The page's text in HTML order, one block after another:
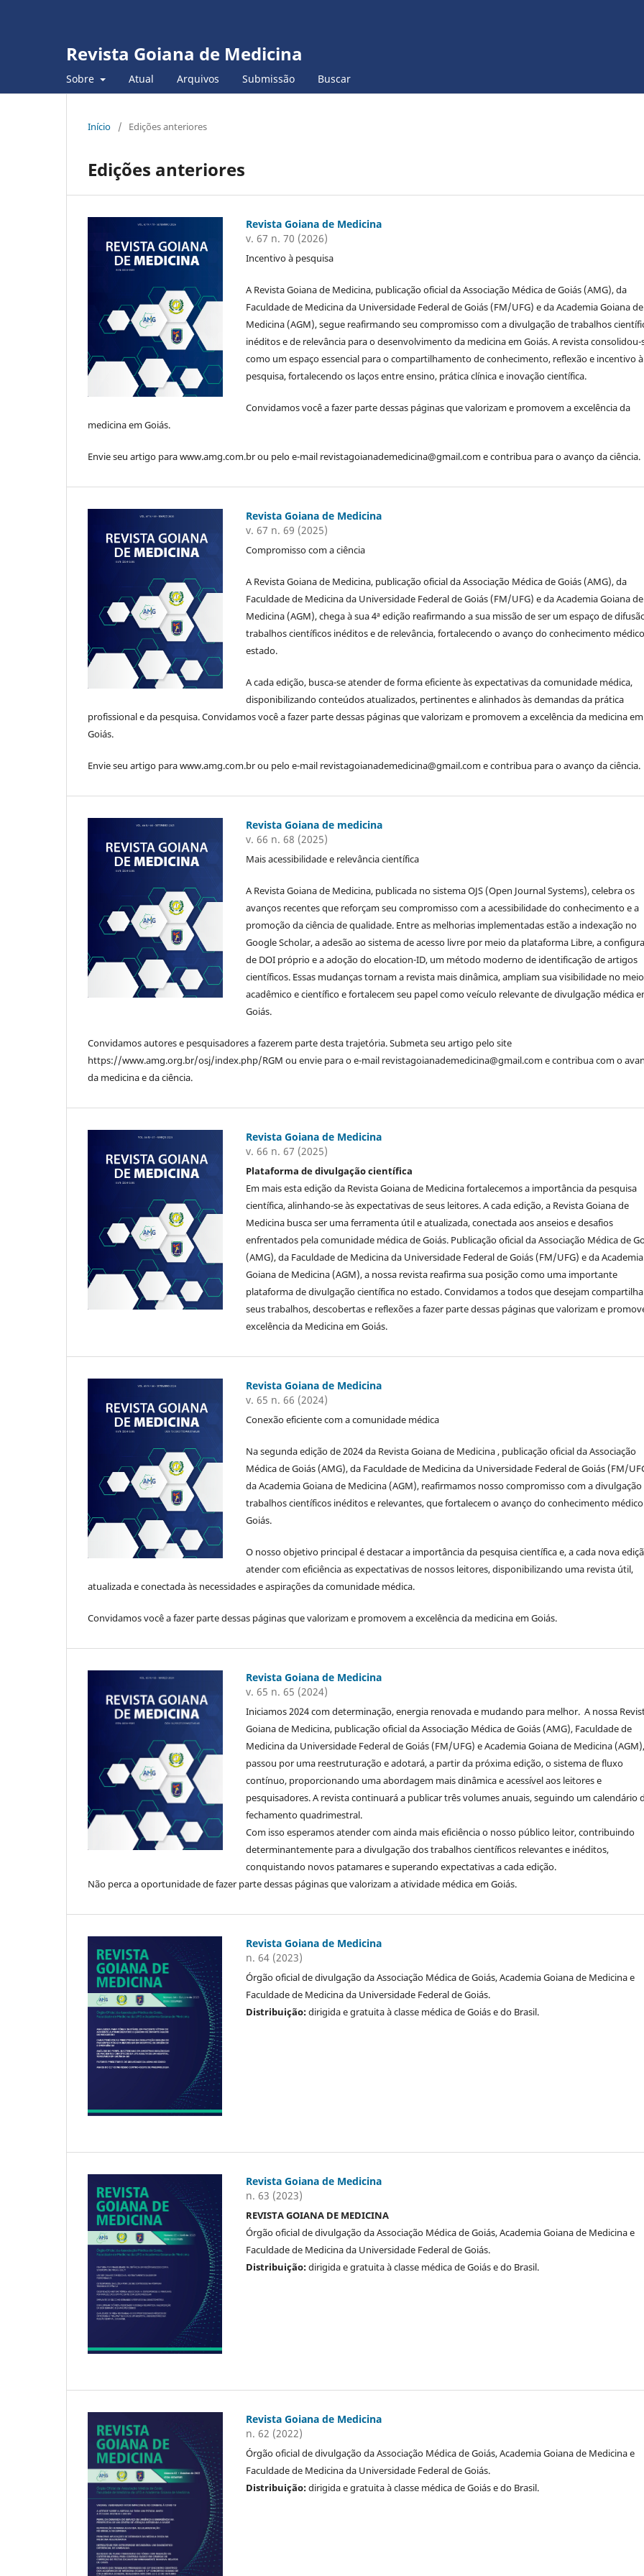
Revista Goiana de Medicina
Sobre Atual Arquivos Submissão Buscar
Início / Edições anteriores
Edições anteriores
Revista Goiana de Medicina
v. 67 n. 70 (2026)
Incentivo à pesquisa
A Revista Goiana de Medicina, publicação oficial da Associação Médica de Goiás (AMG), da
Faculdade de Medicina da Universidade Federal de Goiás (FM/UFG) e da Academia Goiana de
Medicina (AGM), segue reafirmando seu compromisso com a divulgação de trabalhos
inéditos e de relevância para o desenvolvimento da medicina em Goiás. A revista consolidou-
como um espaço essencial para o compartilhamento de conhecimento, reflexão e incentivo à
pesquisa, fortalecendo os laços entre ensino, prática clínica e inovação científica.
Convidamos você a fazer parte dessas páginas que valorizam e promovem a excelência da
medicina em Goiás.
Envie seu artigo para www.amg.com.br ou pelo e-mail revistagoianademedicina@gmail.com e contribua para o avanço da ciência.
Revista Goiana de Medicina
v. 67 n. 69 (2025)
Compromisso com a ciência
A Revista Goiana de Medicina, publicação oficial da Associação Médica de Goiás (AMG), da
Faculdade de Medicina da Universidade Federal de Goiás (FM/UFG) e da Academia Goiana de
Medicina (AGM), chega à sua 4ª edição reafirmando a sua missão de ser um espaço de
trabalhos científicos inéditos e de relevância, fortalecendo o avanço do conhecimento
estado.
A cada edição, busca-se atender de forma eficiente às expectativas da comunidade médica,
disponibilizando conteúdos atualizados, pertinentes e alinhados às demandas da prática
profissional e da pesquisa. Convidamos você a fazer parte dessas páginas que valorizam e promovem a excelência da medicina em
Goiás.
Envie seu artigo para www.amg.com.br ou pelo e-mail revistagoianademedicina@gmail.com e contribua para o avanço da ciência.
Revista Goiana de medicina
v. 66 n. 68 (2025)
Mais acessibilidade e relevância científica
A Revista Goiana de Medicina, publicada no sistema OJS (Open Journal Systems), celebra os
avanços recentes que reforçam seu compromisso com a acessibilidade do conhecimento e a
promoção da ciência de qualidade. Entre as melhorias implementadas estão a indexação no
Google Scholar, a adesão ao sistema de acesso livre por meio da plataforma Libre, a
de DOI próprio e a adoção do elocation-ID, um método moderno de identificação de artigos
científicos. Essas mudanças tornam a revista mais dinâmica, ampliam sua visibilidade no meio
acadêmico e científico e fortalecem seu papel como veículo relevante de divulgação médica
Goiás.
Convidamos autores e pesquisadores a fazerem parte desta trajetória. Submeta seu artigo pelo site
https://www.amg.org.br/osj/index.php/RGM ou envie para o e-mail revistagoianademedicina@gmail.com e contribua com o
da medicina e da ciência.
Revista Goiana de Medicina
v. 66 n. 67 (2025)
Plataforma de divulgação científica
Em mais esta edição da Revista Goiana de Medicina fortalecemos a importância da pesquisa
científica, alinhando-se às expectativas de seus leitores. A cada edição, a Revista Goiana de
Medicina busca ser uma ferramenta útil e atualizada, conectada aos anseios e desafios
enfrentados pela comunidade médica de Goiás. Publicação oficial da Associação Médica de
(AMG), da Faculdade de Medicina da Universidade Federal de Goiás (FM/UFG) e da Academia
Goiana de Medicina (AGM), a nossa revista reafirma sua posição como uma importante
plataforma de divulgação científica no estado. Convidamos a todos que desejam
seus trabalhos, descobertas e reflexões a fazer parte dessas páginas que valorizam e
excelência da Medicina em Goiás.
Revista Goiana de Medicina
v. 65 n. 66 (2024)
Conexão eficiente com a comunidade médica
Na segunda edição de 2024 da Revista Goiana de Medicina , publicação oficial da Associação
Médica de Goiás (AMG), da Faculdade de Medicina da Universidade Federal de Goiás (FM/
da Academia Goiana de Medicina (AGM), reafirmamos nosso compromisso com a divulgação
trabalhos científicos inéditos e relevantes, que fortalecem o avanço do conhecimento
Goiás.
O nosso objetivo principal é destacar a importância da pesquisa científica e, a cada nova
atender com eficiência as expectativas de nossos leitores, disponibilizando uma revista útil,
atualizada e conectada às necessidades e aspirações da comunidade médica.
Convidamos você a fazer parte dessas páginas que valorizam e promovem a excelência da medicina em Goiás.
Revista Goiana de Medicina
v. 65 n. 65 (2024)
Iniciamos 2024 com determinação, energia renovada e mudando para melhor. A nossa
Goiana de Medicina, publicação oficial da Associação Médica de Goiás (AMG), Faculdade de
Medicina da Universidade Federal de Goiás (FM/UFG) e Academia Goiana de Medicina
passou por uma reestruturação e adotará, a partir da próxima edição, o sistema de fluxo
contínuo, proporcionando uma abordagem mais dinâmica e acessível aos leitores e
pesquisadores. A revista continuará a publicar três volumes anuais, seguindo um calendário
fechamento quadrimestral.
Com isso esperamos atender com ainda mais eficiência o nosso público leitor, contribuindo
determinantemente para a divulgação dos trabalhos científicos relevantes e inéditos,
conquistando novos patamares e superando expectativas a cada edição.
Não perca a oportunidade de fazer parte dessas páginas que valorizam a atividade médica em Goiás.
Revista Goiana de Medicina
n. 64 (2023)
Órgão oficial de divulgação da Associação Médica de Goiás, Academia Goiana de Medicina e
Faculdade de Medicina da Universidade Federal de Goiás.
Distribuição:dirigida e gratuita à classe médica de Goiás e do Brasil.
Revista Goiana de Medicina
n. 63 (2023)
REVISTA GOIANA DE MEDICINA
Órgão oficial de divulgação da Associação Médica de Goiás, Academia Goiana de Medicina e
Faculdade de Medicina da Universidade Federal de Goiás.
Distribuição:dirigida e gratuita à classe médica de Goiás e do Brasil.
Revista Goiana de Medicina
n. 62 (2022)
Órgão oficial de divulgação da Associação Médica de Goiás, Academia Goiana de Medicina e
Faculdade de Medicina da Universidade Federal de Goiás.
Distribuição:dirigida e gratuita à classe médica de Goiás e do Brasil.